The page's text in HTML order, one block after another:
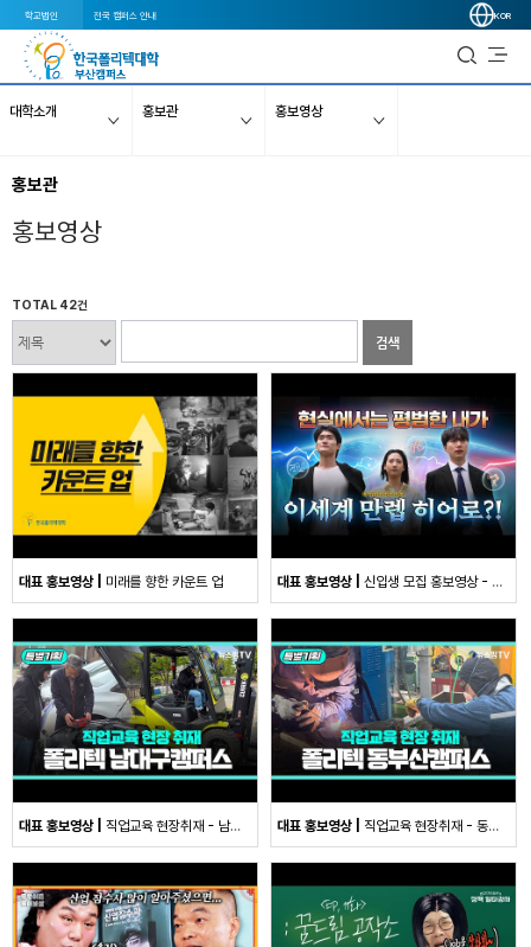
학교법인 전국 캠퍼스 안내 KOR
대학소개 홍보관 홍보영상
홍보관
홍보영상
TOTAL 42건
검색
대표 홍보영상 미래를 향한 카운트 업 대표 홍보영상 신입생 모집 홍보영상 - 폴리로 Level-up!
대표 홍보영상 직업교육 현장취재 - 남대구캠퍼스 대표 홍보영상 직업교육 현장취재 - 동부산캠퍼스